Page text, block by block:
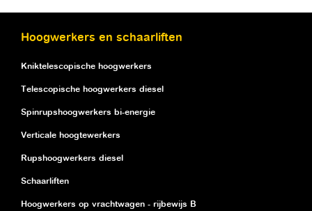
Hoogwerkers en schaarliften
Kniktelescopische hoogwerkers
Telescopische hoogwerkers diesel
Spinrupshoogwerkers bi-energie
Verticale hoogtewerkers
Rupshoogwerkers diesel
Schaarliften
Hoogwerkers op vrachtwagen - rijbewijs B